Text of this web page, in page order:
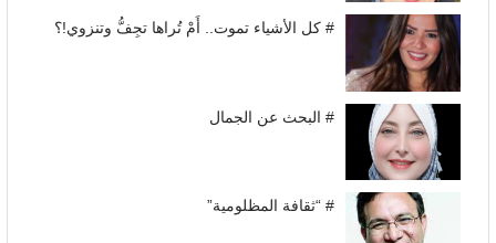
# كل الأشياء تموت.. أَمْ تُراها تجِفُّ وتنزوي!؟
# البحث عن الجمال
# “ثقافة المظلومية”